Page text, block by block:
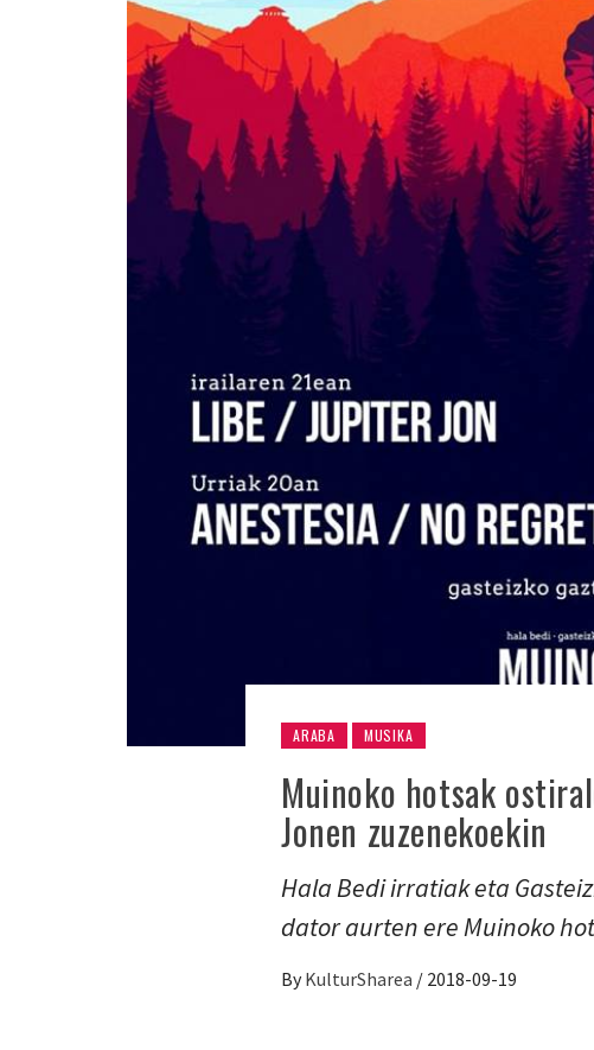
ARABA MUSIKA
Muinoko hotsak
Jonen zuzenekoekin
Hala Bedi irratiak eta
dator aurten ere Muinoko
By KulturSharea / 2018-09-19